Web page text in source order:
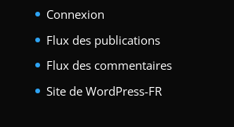
Connexion
Flux des publications
Flux des commentaires
Site de WordPress-FR